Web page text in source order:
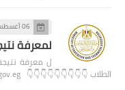
06 أغسطس 2022
لمعرفة نتيجة
الطلاب 👇👇👇👇👇👇👇👇👇 https://g12.emis.gov.eg/ وال…